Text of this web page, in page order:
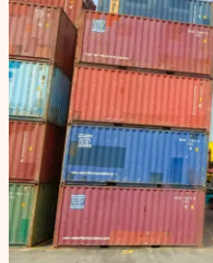
Investavimas
Akcijų rinka
Saulės elektrinės
Kriptovaliutos
Infliacija
Migracija
Redakcija